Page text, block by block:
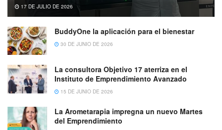
17 DE JULIO DE 2026
BuddyOne la aplicación para el bienestar
30 DE JUNIO DE 2026
La consultora Objetivo 17 aterriza en el
Instituto de Emprendimiento Avanzado
15 DE JUNIO DE 2026
La Arometarapia impregna un nuevo Martes
del Emprendimiento